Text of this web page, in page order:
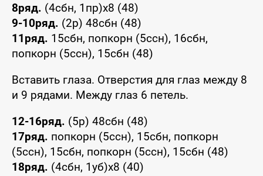
8ряд. (4сбн, 1пр)х8 (48)
9-10ряд. (2р) 48сбн (48)
11ряд. 15сбн, попкорн (5ссн), 16сбн,
попкорн (5ссн), 15сбн (48)
Вставить глаза. Отверстия для глаз между 8
и 9 рядами. Между глаз 6 петель.
12-16ряд. (5р) 48сбн (48)
17ряд. попкорн (5ссн), 15сбн, попкорн
(5ссн), 15сбн, попкорн (5ссн), 15сбн (48)
18ряд. (4сбн, 1уб)х8 (40)